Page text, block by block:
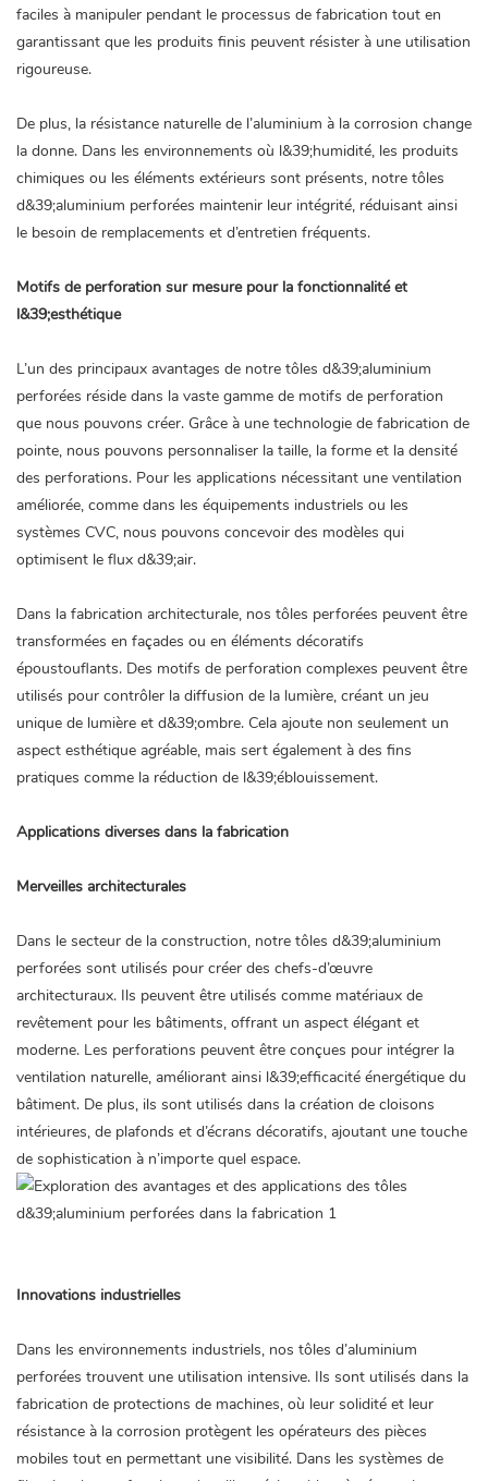
faciles à manipuler pendant le processus de fabrication tout en
garantissant que les produits finis peuvent résister à une utilisation
rigoureuse.
De plus, la résistance naturelle de l’aluminium à la corrosion change
la donne. Dans les environnements où l&39;humidité, les produits
chimiques ou les éléments extérieurs sont présents, notre tôles
d&39;aluminium perforées maintenir leur intégrité, réduisant ainsi
le besoin de remplacements et d’entretien fréquents.
Motifs de perforation sur mesure pour la fonctionnalité et
l&39;esthétique
L’un des principaux avantages de notre tôles d&39;aluminium
perforées réside dans la vaste gamme de motifs de perforation
que nous pouvons créer. Grâce à une technologie de fabrication de
pointe, nous pouvons personnaliser la taille, la forme et la densité
des perforations. Pour les applications nécessitant une ventilation
améliorée, comme dans les équipements industriels ou les
systèmes CVC, nous pouvons concevoir des modèles qui
optimisent le flux d&39;air.
Dans la fabrication architecturale, nos tôles perforées peuvent être
transformées en façades ou en éléments décoratifs
époustouflants. Des motifs de perforation complexes peuvent être
utilisés pour contrôler la diffusion de la lumière, créant un jeu
unique de lumière et d&39;ombre. Cela ajoute non seulement un
aspect esthétique agréable, mais sert également à des fins
pratiques comme la réduction de l&39;éblouissement.
Applications diverses dans la fabrication
Merveilles architecturales
Dans le secteur de la construction, notre tôles d&39;aluminium
perforées sont utilisés pour créer des chefs-d’œuvre
architecturaux. Ils peuvent être utilisés comme matériaux de
revêtement pour les bâtiments, offrant un aspect élégant et
moderne. Les perforations peuvent être conçues pour intégrer la
ventilation naturelle, améliorant ainsi l&39;efficacité énergétique du
bâtiment. De plus, ils sont utilisés dans la création de cloisons
intérieures, de plafonds et d’écrans décoratifs, ajoutant une touche
de sophistication à n’importe quel espace.
Innovations industrielles
Dans les environnements industriels, nos tôles d’aluminium
perforées trouvent une utilisation intensive. Ils sont utilisés dans la
fabrication de protections de machines, où leur solidité et leur
résistance à la corrosion protègent les opérateurs des pièces
mobiles tout en permettant une visibilité. Dans les systèmes de